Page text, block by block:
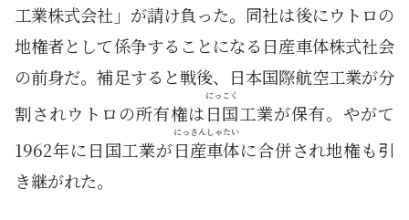
工業株式会社」が請け負った。同社は後にウトロの
地権者として係争することになる日産車体株式社会
の前身だ。補足すると戦後、日本国際航空工業が分
割されウトロの所有権は日国
にっこく
工業が保有。やがて
1962年に日国工業が日産車体
にっさんしゃたい
に合併され地権も引
き継がれた。